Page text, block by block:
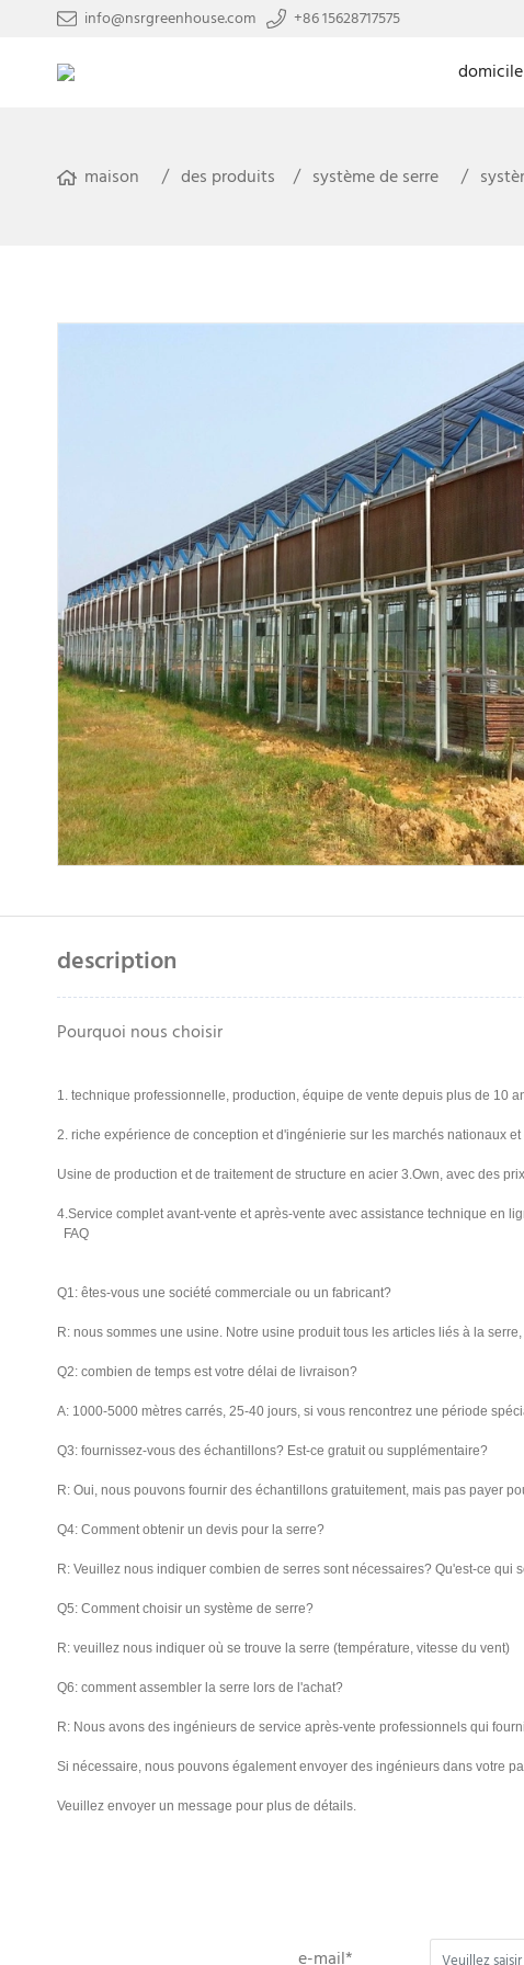
info@nsrgreenhouse.com +86 15628717575
domicile
maison des produits système de serre
description
Pourquoi nous choisir
1. technique professionnelle, production, équipe de vente depuis plus de 10
2. riche expérience de conception et d'ingénierie sur les marchés nationaux et
Usine de production et de traitement de structure en acier 3.Own, avec des
4.Service complet avant-vente et après-vente avec assistance technique en
FAQ
Q1: êtes-vous une société commerciale ou un fabricant?
R: nous sommes une usine. Notre usine produit tous les articles liés à la
Q2: combien de temps est votre délai de livraison?
A: 1000-5000 mètres carrés, 25-40 jours, si vous rencontrez une période
Q3: fournissez-vous des échantillons? Est-ce gratuit ou supplémentaire?
R: Oui, nous pouvons fournir des échantillons gratuitement, mais pas payer
Q4: Comment obtenir un devis pour la serre?
R: Veuillez nous indiquer combien de serres sont nécessaires? Qu'est-ce
Q5: Comment choisir un système de serre?
R: veuillez nous indiquer où se trouve la serre (température, vitesse du vent)
Q6: comment assembler la serre lors de l'achat?
R: Nous avons des ingénieurs de service après-vente professionnels qui
Si nécessaire, nous pouvons également envoyer des ingénieurs dans votre
Veuillez envoyer un message pour plus de détails.